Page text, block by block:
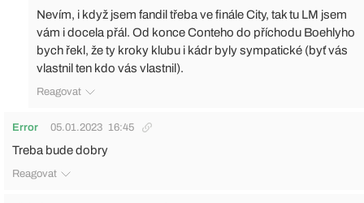
Nevím, i když jsem fandil třeba ve finále City, tak tu LM jsem
vám i docela přál. Od konce Conteho do příchodu Boehlyho
bych řekl, že ty kroky klubu i kádr byly sympatické (byť vás
vlastnil ten kdo vás vlastnil).
Reagovat
Error 05.01.2023 16:45
Treba bude dobry
Reagovat